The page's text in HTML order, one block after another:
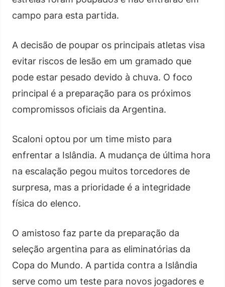
campo para esta partida.
A decisão de poupar os principais atletas visa
evitar riscos de lesão em um gramado que
pode estar pesado devido à chuva. O foco
principal é a preparação para os próximos
compromissos oficiais da Argentina.
Scaloni optou por um time misto para
enfrentar a Islândia. A mudança de última hora
na escalação pegou muitos torcedores de
surpresa, mas a prioridade é a integridade
física do elenco.
O amistoso faz parte da preparação da
seleção argentina para as eliminatórias da
Copa do Mundo. A partida contra a Islândia
serve como um teste para novos jogadores e